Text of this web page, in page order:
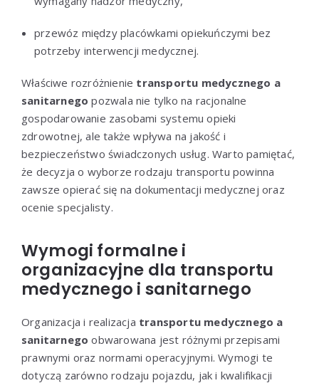
przewóz między placówkami opiekuńczymi bez
potrzeby interwencji medycznej.
Właściwe rozróżnienie transportu medycznego a
sanitarnego pozwala nie tylko na racjonalne
gospodarowanie zasobami systemu opieki
zdrowotnej, ale także wpływa na jakość i
bezpieczeństwo świadczonych usług. Warto pamiętać,
że decyzja o wyborze rodzaju transportu powinna
zawsze opierać się na dokumentacji medycznej oraz
ocenie specjalisty.
Wymogi formalne i
organizacyjne dla transportu
medycznego i sanitarnego
Organizacja i realizacja transportu medycznego a
sanitarnego obwarowana jest różnymi przepisami
prawnymi oraz normami operacyjnymi. Wymogi te
dotyczą zarówno rodzaju pojazdu, jak i kwalifikacji